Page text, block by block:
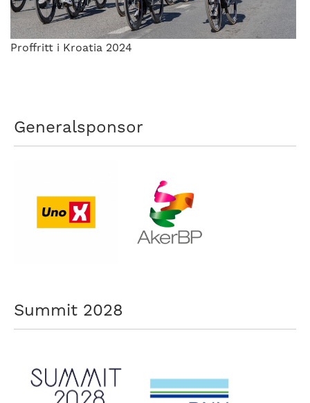
Proffritt i Kroatia 2024
Generalsponsor
Summit 2028